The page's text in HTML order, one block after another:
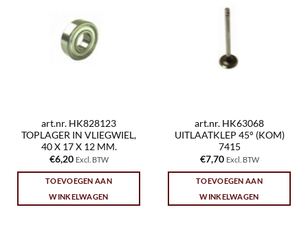
art.nr. HK828123
TOPLAGER IN VLIEGWIEL,
40 X 17 X 12 MM.
€6,20 Excl. BTW
TOEVOEGEN AAN
WINKELWAGEN
art.nr. HK63068
UITLAATKLEP 45° (KOM)
7415
€7,70 Excl. BTW
TOEVOEGEN AAN
WINKELWAGEN